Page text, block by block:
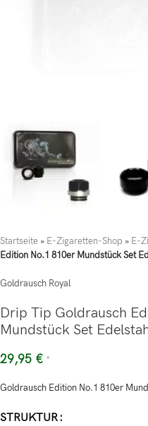
Startseite » E-Zigaretten-Shop » E-
Edition No.1 810er Mundstück Set
Goldrausch Royal
Drip Tip Goldrausch
Mundstück Set
29,95 € *
Goldrausch Edition No.1 810er
STRUKTUR